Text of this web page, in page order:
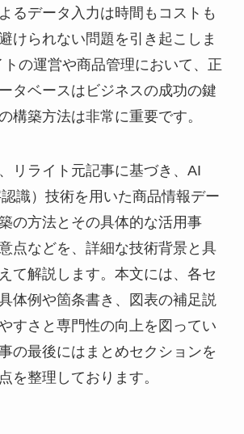
るデータ入力は時間もコストも
けられない問題を引き起こしま
の運営や商品管理において、正
タベースはビジネスの成功の鍵
構築方法は非常に重要です。
リライト元記事に基づき、AI
識）技術を用いた商品情報デー
の方法とその具体的な活用事
点などを、詳細な技術背景と具
て解説します。本文には、各セ
体例や箇条書き、図表の補足説
すさと専門性の向上を図ってい
の最後にはまとめセクションを
を整理しております。